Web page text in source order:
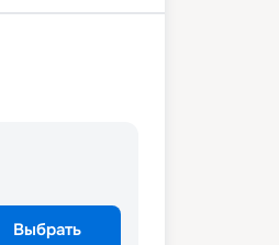
Выбрать